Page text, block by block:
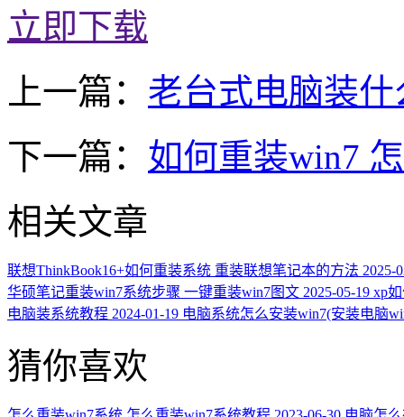
立即下载
上一篇： 老台式电脑装
下一篇： 如何重装win7
相关文章
联想ThinkBook16+如何重装系统 重装联想笔记本的方法 2025-
华硕笔记重装win7系统步骤 一键重装win7图文 2025-05-19 xp
电脑装系统教程 2024-01-19 电脑系统怎么安装win7(安装电脑
猜你喜欢